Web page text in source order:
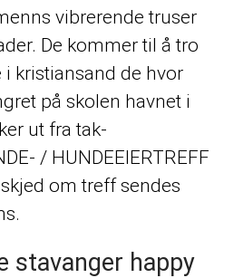
vibrerende truser
De kommer til å tro
kristiansand de hvor
på skolen havnet i
ut fra tak-
/ HUNDEEIERTREFF
om treff sendes
stavanger happy